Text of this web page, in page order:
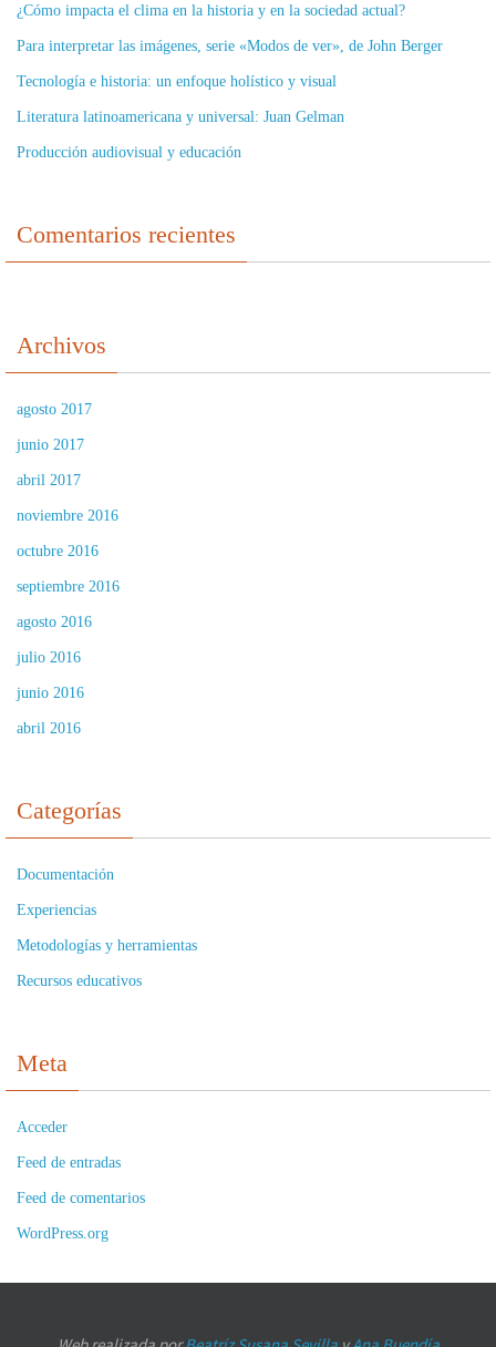
¿Cómo impacta el clima en la historia y en la sociedad actual?
Para interpretar las imágenes, serie «Modos de ver», de John Berger
Tecnología e historia: un enfoque holístico y visual
Literatura latinoamericana y universal: Juan Gelman
Producción audiovisual y educación
Comentarios recientes
Archivos
agosto 2017
junio 2017
abril 2017
noviembre 2016
octubre 2016
septiembre 2016
agosto 2016
julio 2016
junio 2016
abril 2016
Categorías
Documentación
Experiencias
Metodologías y herramientas
Recursos educativos
Meta
Acceder
Feed de entradas
Feed de comentarios
WordPress.org